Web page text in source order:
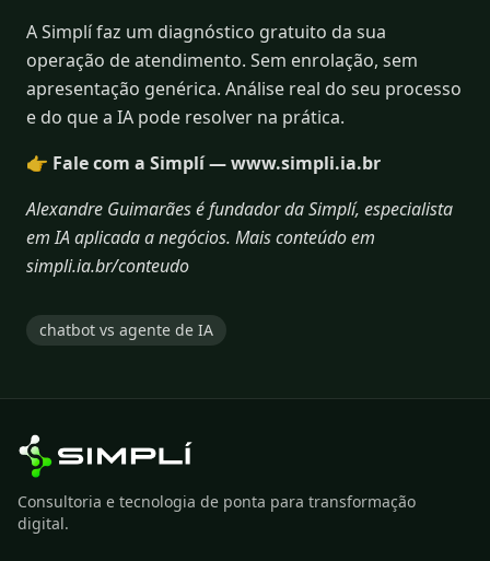
A Simplí faz um diagnóstico gratuito da sua
operação de atendimento. Sem enrolação, sem
apresentação genérica. Análise real do seu processo
e do que a IA pode resolver na prática.
👉 Fale com a Simplí — www.simpli.ia.br
Alexandre Guimarães é fundador da Simplí, especialista
em IA aplicada a negócios. Mais conteúdo em
simpli.ia.br/conteudo
chatbot vs agente de IA
Consultoria e tecnologia de ponta para transformação
digital.